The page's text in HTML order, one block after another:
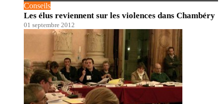
Conseils
Les élus reviennent sur les violences dans Chambéry
01 septembre 2012